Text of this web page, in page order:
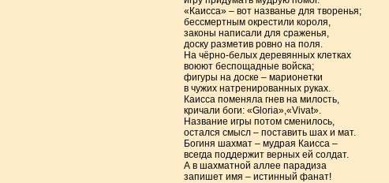
«Каисса» – вот названье для творенья;
бессмертным окрестили короля,
законы написали для сраженья,
доску разметив ровно на поля.
На чёрно-белых деревянных клетках
воюют беспощадные войска;
фигуры на доске – марионетки
в чужих натренированных руках.
Каисса поменяла гнев на милость,
кричали боги: «Gloria»,«Vivat».
Название игры потом сменилось,
остался смысл – поставить шах и мат.
Богиня шахмат – мудрая Каисса –
всегда поддержит верных ей солдат.
А в шахматной аллее парадиза
запишет имя – истинный фанат!